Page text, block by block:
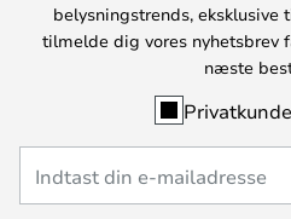
belysningstrends, eksklusive
tilmelde dig vores nyhetsbrev
næste
Privatkunde